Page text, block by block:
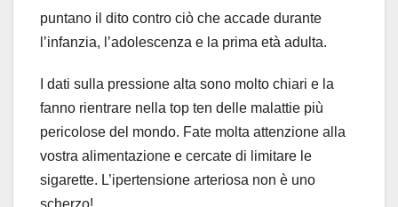
puntano il dito contro ciò che accade durante
l’infanzia, l’adolescenza e la prima età adulta.
I dati sulla pressione alta sono molto chiari e la
fanno rientrare nella top ten delle malattie più
pericolose del mondo. Fate molta attenzione alla
vostra alimentazione e cercate di limitare le
sigarette. L’ipertensione arteriosa non è uno